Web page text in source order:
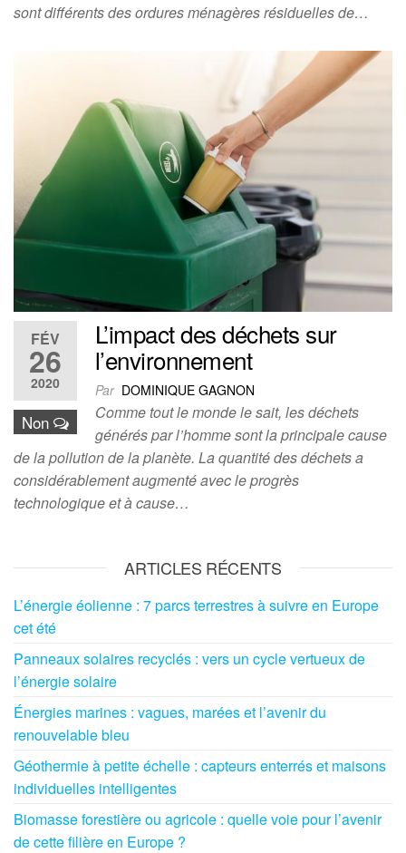
sont différents des ordures ménagères résiduelles de…
FÉV
26
2020
Non
L’impact des déchets sur
l’environnement
Par DOMINIQUE GAGNON
Comme tout le monde le sait, les déchets
générés par l’homme sont la principale cause
de la pollution de la planète. La quantité des déchets a
considérablement augmenté avec le progrès
technologique et à cause…
ARTICLES RÉCENTS
L’énergie éolienne : 7 parcs terrestres à suivre en Europe
cet été
Panneaux solaires recyclés : vers un cycle vertueux de
l’énergie solaire
Énergies marines : vagues, marées et l’avenir du
renouvelable bleu
Géothermie à petite échelle : capteurs enterrés et maisons
individuelles intelligentes
Biomasse forestière ou agricole : quelle voie pour l’avenir
de cette filière en Europe ?